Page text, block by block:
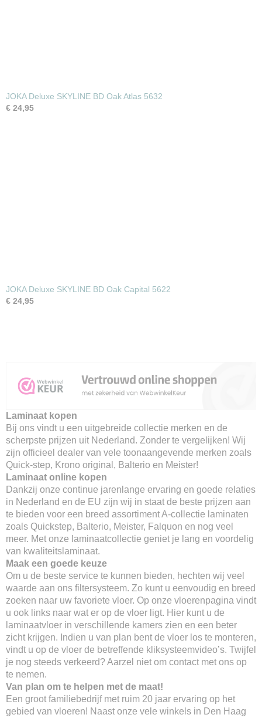
JOKA Deluxe SKYLINE BD Oak Atlas 5632
€ 24,95
JOKA Deluxe SKYLINE BD Oak Capital 5622
€ 24,95
Laminaat kopen
Bij ons vindt u een uitgebreide collectie merken en de
scherpste prijzen uit Nederland. Zonder te vergelijken! Wij
zijn officieel dealer van vele toonaangevende merken zoals
Quick-step, Krono original, Balterio en Meister!
Laminaat online kopen
Dankzij onze continue jarenlange ervaring en goede relaties
in Nederland en de EU zijn wij in staat de beste prijzen aan
te bieden voor een breed assortiment A-collectie laminaten
zoals Quickstep, Balterio, Meister, Falquon en nog veel
meer. Met onze laminaatcollectie geniet je lang en voordelig
van kwaliteitslaminaat.
Maak een goede keuze
Om u de beste service te kunnen bieden, hechten wij veel
waarde aan ons filtersysteem. Zo kunt u eenvoudig en breed
zoeken naar uw favoriete vloer. Op onze vloerenpagina vindt
u ook links naar wat er op de vloer ligt. Hier kunt u de
laminaatvloer in verschillende kamers zien en een beter
zicht krijgen. Indien u van plan bent de vloer los te monteren,
vindt u op de vloer de betreffende kliksysteemvideo’s. Twijfel
je nog steeds verkeerd? Aarzel niet om contact met ons op
te nemen.
Van plan om te helpen met de maat!
Een groot familiebedrijf met ruim 20 jaar ervaring op het
gebied van vloeren! Naast onze vele winkels in Den Haag